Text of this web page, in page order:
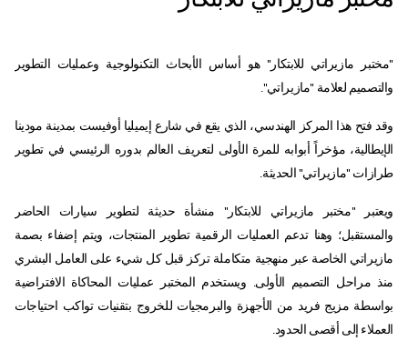
"مختبر مازيراتي للابتكار" هو أساس الأبحاث التكنولوجية وعمليات التطوير
والتصميم لعلامة "مازيراتي".
وقد فتح هذا المركز الهندسي، الذي يقع في شارع إيميليا أوفيست بمدينة مودينا
الإيطالية، مؤخراً أبوابه للمرة الأولى لتعريف العالم بدوره الرئيسي في تطوير
طرازات "مازيراتي" الحديثة.
ويعتبر "مختبر مازيراتي للابتكار" منشأة حديثة لتطوير سيارات الحاضر
والمستقبل؛ وهنا تدعم العمليات الرقمية تطوير المنتجات، ويتم إضفاء بصمة
مازيراتي الخاصة عبر منهجية متكاملة تركز قبل كل شيء على العامل البشري
منذ مراحل التصميم الأولى. ويستخدم المختبر عمليات المحاكاة الافتراضية
بواسطة مزيج فريد من الأجهزة والبرمجيات للخروج بتقنيات تواكب احتياجات
العملاء إلى أقصى الحدود.